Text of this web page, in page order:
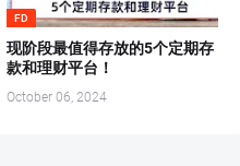
FD
现阶段最值得存放的5个定期存
款和理财平台！
October 06, 2024